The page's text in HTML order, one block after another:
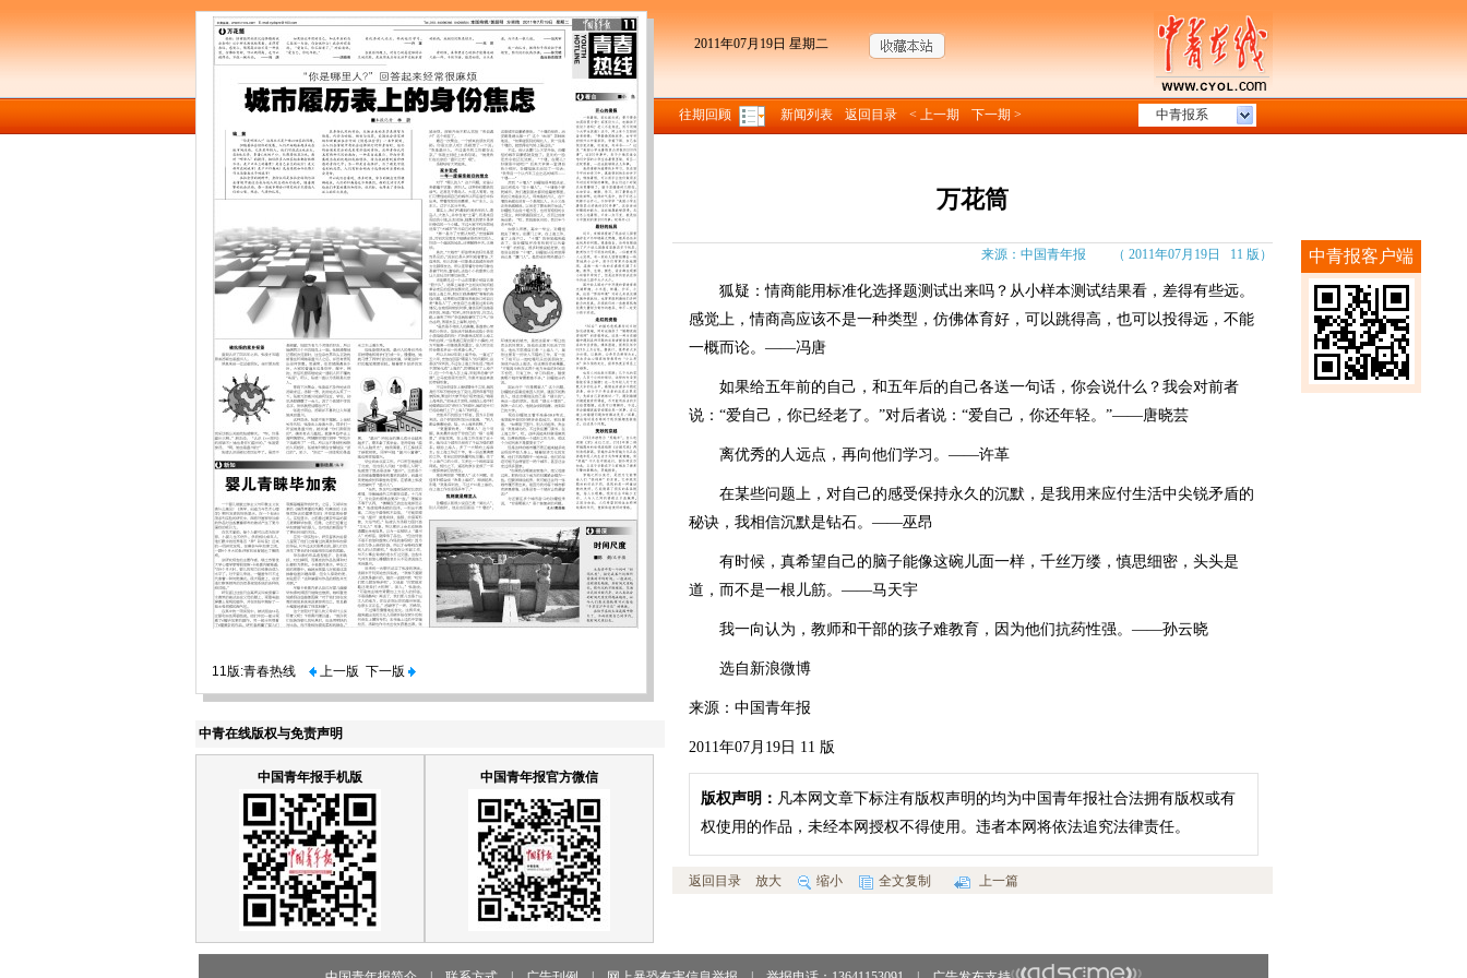
中青报客户端
11版:青春热线 上一版 下一版
中青在线版权与免责声明
中国青年报手机版 中国青年报官方微信
2011年07月19日 星期二
往期回顾 新闻列表 返回目录 < 上一期 下一期 > 中青报系
万花筒
来源：中国青年报 （ 2011年07月19日 11 版）
狐疑：情商能用标准化选择题测试出来吗？从小样本测试结果看，差得有些远。
感觉上，情商高应该不是一种类型，仿佛体育好，可以跳得高，也可以投得远，不能
一概而论。——冯唐
如果给五年前的自己，和五年后的自己各送一句话，你会说什么？我会对前者
说：“爱自己，你已经老了。”对后者说：“爱自己，你还年轻。”——唐晓芸
离优秀的人远点，再向他们学习。——许革
在某些问题上，对自己的感受保持永久的沉默，是我用来应付生活中尖锐矛盾的
秘诀，我相信沉默是钻石。——巫昂
有时候，真希望自己的脑子能像这碗儿面一样，千丝万缕，慎思细密，头头是
道，而不是一根儿筋。——马天宇
我一向认为，教师和干部的孩子难教育，因为他们抗药性强。——孙云晓
选自新浪微博
来源：中国青年报
2011年07月19日 11 版
版权声明： 凡本网文章下标注有版权声明的均为中国青年报社合法拥有版权或有
权使用的作品，未经本网授权不得使用。违者本网将依法追究法律责任。
返回目录 放大 缩小 全文复制 上一篇